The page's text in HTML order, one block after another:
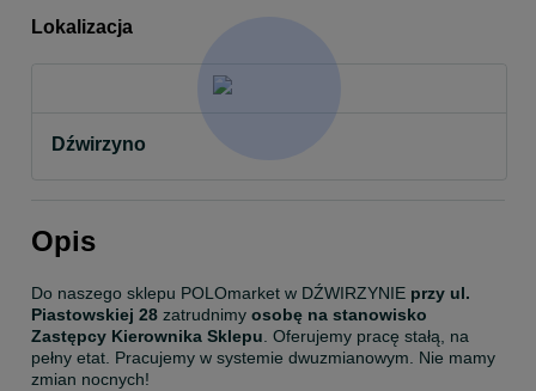
Lokalizacja
Dźwirzyno
Opis
Do naszego sklepu POLOmarket w DŹWIRZYNIE przy ul.
Piastowskiej 28 zatrudnimy osobę na stanowisko
Zastępcy Kierownika Sklepu . Oferujemy pracę stałą, na
pełny etat. Pracujemy w systemie dwuzmianowym. Nie mamy
zmian nocnych!